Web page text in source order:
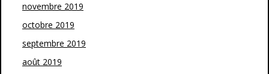
novembre 2019
octobre 2019
septembre 2019
août 2019